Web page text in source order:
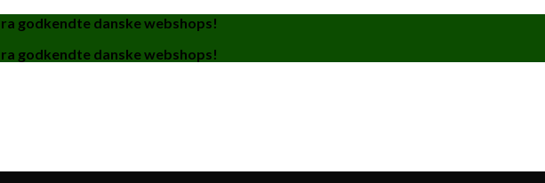
godkendte danske webshops!
godkendte danske webshops!